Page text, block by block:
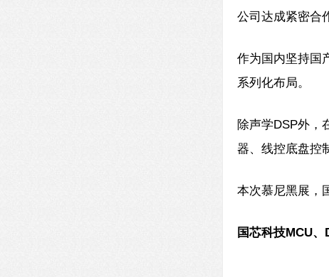
公司达成紧密合
作为国内坚持国
系列化布局。
除声学DSP外，
器、线控底盘控
本次慕尼黑展，
国芯科技MCU、